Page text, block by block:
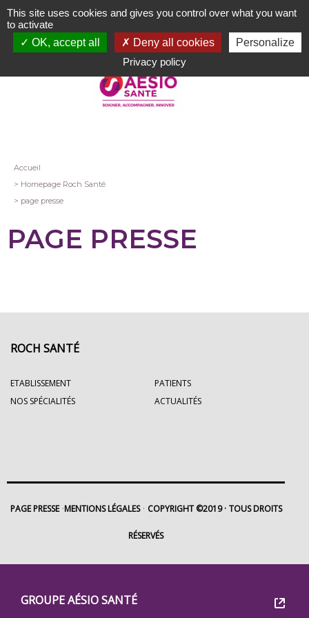
Aller
au
contenu
Fil
d'Ariane
Accueil
Homepage Roch Santé
page presse
PAGE PRESSE
Groupe
GROUPE AÉSIO SANTÉ
ROCH SANTÉ
ETABLISSEMENT
PATIENTS
NOS SPÉCIALITÉS
ACTUALITÉS
PAGE PRESSE MENTIONS LÉGALES COPYRIGHT ©2019 TOUS DROITS
RÉSERVÉS
This site uses cookies and gives you control over what you want
to activate
OK, accept all
Deny all cookies
Personalize
Privacy policy